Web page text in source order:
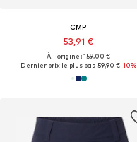
CMP
53,91 €
À l'origine : 159,00 €
Dernier prix le plus bas :59,90 €-10%